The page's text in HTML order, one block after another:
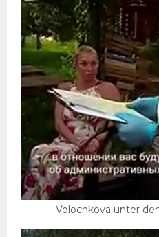
Volochkova unter